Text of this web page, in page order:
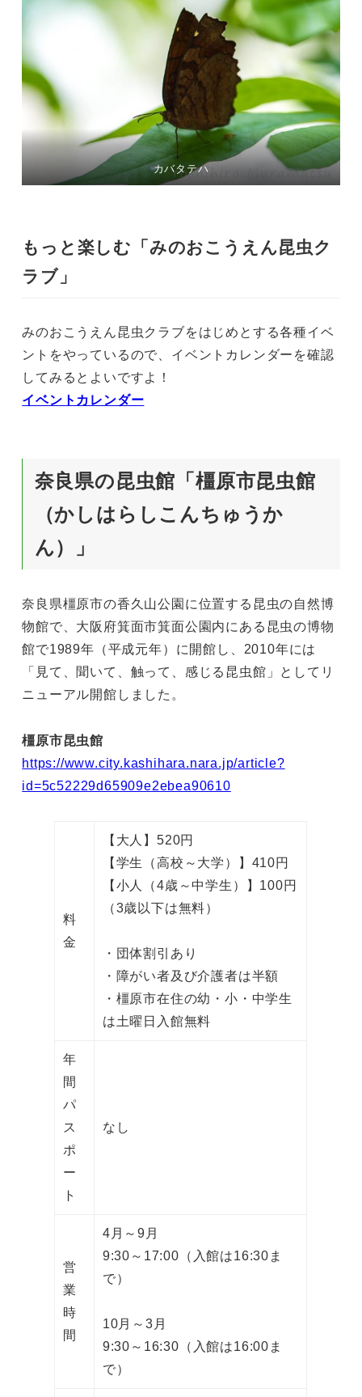
カバタテハ
もっと楽しむ「みのおこうえん昆虫ク
ラブ」
みのおこうえん昆虫クラブをはじめとする各種イベ
ントをやっているので、イベントカレンダーを確認
してみるとよいですよ！
イベントカレンダー
奈良県の昆虫館「橿原市昆虫館
（かしはらしこんちゅうか
ん）」
奈良県橿原市の香久山公園に位置する昆虫の自然博
物館で、大阪府箕面市箕面公園内にある昆虫の博物
館で1989年（平成元年）に開館し、2010年には
「見て、聞いて、触って、感じる昆虫館」としてリ
ニューアル開館しました。
橿原市昆虫館
https://www.city.kashihara.nara.jp/article?
id=5c52229d65909e2ebea90610
料
金
【大人】520円
【学生（高校～大学）】410円
【小人（4歳～中学生）】100円
（3歳以下は無料）
・団体割引あり
・障がい者及び介護者は半額
・橿原市在住の幼・小・中学生
は土曜日入館無料
年
間
パ
ス
ポ
ー
ト
なし
営
業
時
間
4月～9月
9:30～17:00（入館は16:30ま
で）
10月～3月
9:30～16:30（入館は16:00ま
で）